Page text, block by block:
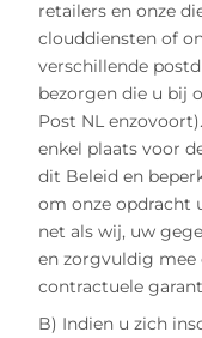
retailers en onze
clouddiensten of
verschillende
bezorgen die u bij
Post NL
enkel plaats voor
dit Beleid en
om onze opdracht
net als wij, uw
en zorgvuldig mee
contractuele
B) Indien u zich